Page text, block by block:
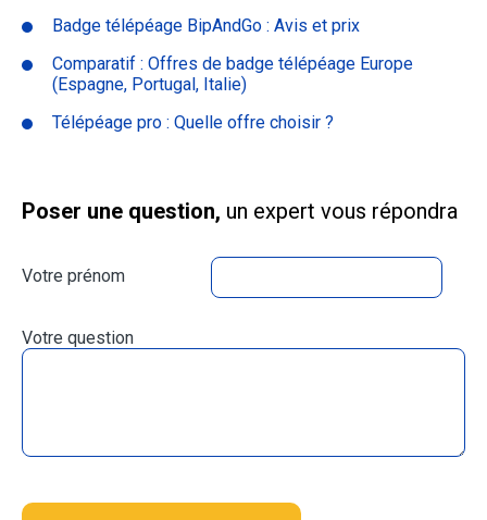
Badge télépéage BipAndGo : Avis et prix
Comparatif : Offres de badge télépéage Europe
(Espagne, Portugal, Italie)
Télépéage pro : Quelle offre choisir ?
Poser une question, un expert vous répondra
Votre prénom
Votre question